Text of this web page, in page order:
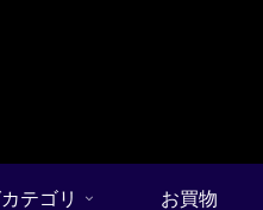
テゴリ お買物